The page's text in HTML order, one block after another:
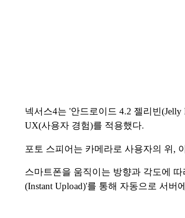
넥서스4는 '안드로이드 4.2 젤리빈
UX(사용자 경험)를 적용했다.
포토 스피어는 카메라로 사용자의 위,
스마트폰을 움직이는 방향과 각도에
(Instant Upload)'를 통해 자동으로 서버